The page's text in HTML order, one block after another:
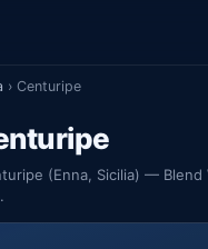
› Centuripe
(Enna, Sicilia) — Blend